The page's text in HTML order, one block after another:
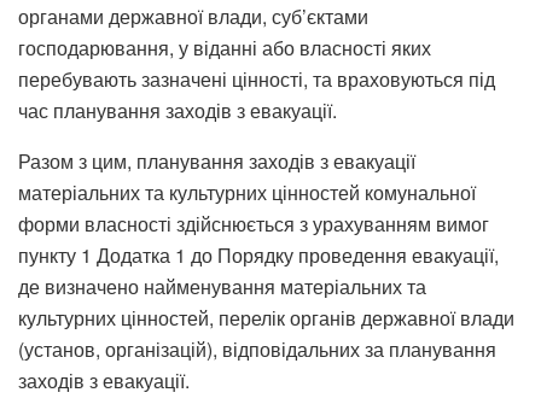
органами державної влади, суб’єктами
господарювання, у віданні або власності яких
перебувають зазначені цінності, та враховуються під
час планування заходів з евакуації.
Разом з цим, планування заходів з евакуації
матеріальних та культурних цінностей комунальної
форми власності здійснюється з урахуванням вимог
пункту 1 Додатка 1 до Порядку проведення евакуації,
де визначено найменування матеріальних та
культурних цінностей, перелік органів державної влади
(установ, організацій), відповідальних за планування
заходів з евакуації.